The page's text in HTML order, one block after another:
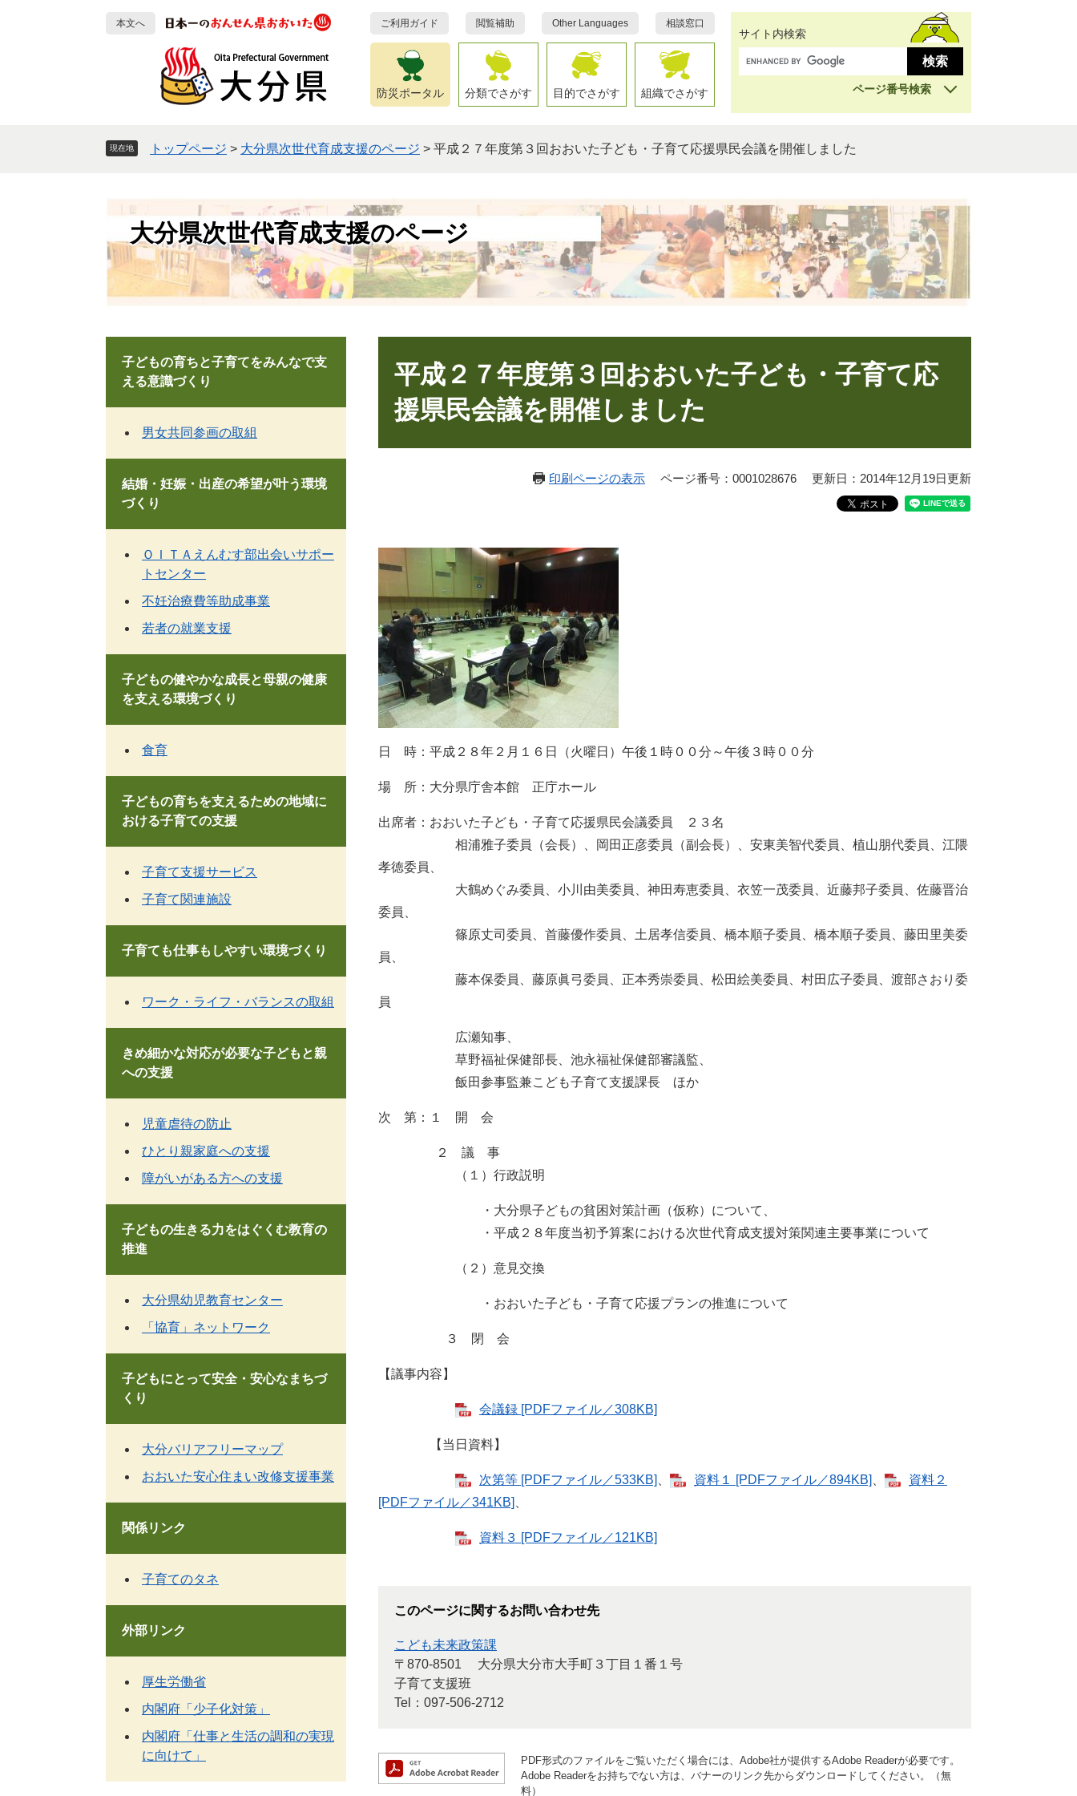
本文へ ご利用ガイド 閲覧補助 Other Languages 相談窓口
防災ポータル 分類でさがす 目的でさがす 組織でさがす
サイト内検索
ページ番号検索
現在地 トップページ > 大分県次世代育成支援のページ > 平成２７年度第３回おおいた子ども・子育て応援県民会議を開催しました
大分県次世代育成支援のページ
平成２７年度第３回おおいた子ども・子育て応
援県民会議を開催しました
印刷ページの表示 ページ番号：0001028676 更新日：2014年12月19日更新
日 時：平成２８年２月１６日（火曜日）午後１時００分～午後３時００分
場 所：大分県庁舎本館 正庁ホール
出席者：おおいた子ども・子育て応援県民会議委員 ２３名
相浦雅子委員（会長）、岡田正彦委員（副会長）、安東美智代委員、植山朋代委員、江隈
孝徳委員、
大鶴めぐみ委員、小川由美委員、神田寿恵委員、衣笠一茂委員、近藤邦子委員、佐藤晋治
委員、
篠原丈司委員、首藤優作委員、土居孝信委員、橋本順子委員、橋本順子委員、藤田里美委
員、
藤本保委員、藤原眞弓委員、正本秀崇委員、松田絵美委員、村田広子委員、渡部さおり委
員
広瀬知事、
草野福祉保健部長、池永福祉保健部審議監、
飯田参事監兼こども子育て支援課長 ほか
次 第：１ 開 会
２ 議 事
（１）行政説明
・大分県子どもの貧困対策計画（仮称）について、
・平成２８年度当初予算案における次世代育成支援対策関連主要事業について
（２）意見交換
・おおいた子ども・子育て応援プランの推進について
３ 閉 会
【議事内容】
会議録 [PDFファイル／308KB]
【当日資料】
次第等 [PDFファイル／533KB] 資料１ [PDFファイル／894KB]
資料２
[PDFファイル／341KB]
資料３ [PDFファイル／121KB]
このページに関するお問い合わせ先
こども未来政策課
〒870-8501
大分県大分市大手町３丁目１番１号
子育て支援班
Tel：097-506-2712
PDF形式のファイルをご覧いただく場合には、Adobe社が提供するAdobe Readerが必要です。
Adobe Readerをお持ちでない方は、バナーのリンク先からダウンロードしてください。（無
料）
子どもの育ちと子育てをみんなで支
える意識づくり
男女共同参画の取組
結婚・妊娠・出産の希望が叶う環境
づくり
ＯＩＴＡえんむす部出会いサポー
トセンター
不妊治療費等助成事業
若者の就業支援
子どもの健やかな成長と母親の健康
を支える環境づくり
食育
子どもの育ちを支えるための地域に
おける子育ての支援
子育て支援サービス
子育て関連施設
子育ても仕事もしやすい環境づくり
ワーク・ライフ・バランスの取組
きめ細かな対応が必要な子どもと親
への支援
児童虐待の防止
ひとり親家庭への支援
障がいがある方への支援
子どもの生きる力をはぐくむ教育の
推進
大分県幼児教育センター
「協育」ネットワーク
子どもにとって安全・安心なまちづ
くり
大分バリアフリーマップ
おおいた安心住まい改修支援事業
関係リンク
子育てのタネ
外部リンク
厚生労働省
内閣府「少子化対策」
内閣府「仕事と生活の調和の実現
に向けて」